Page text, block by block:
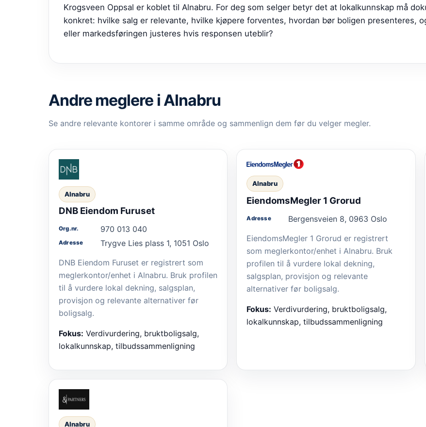
Krogsveen Oppsal er koblet til Alnabru. For deg som selger betyr det at lokalkunnskap må
konkret: hvilke salg er relevante, hvilke kjøpere forventes, hvordan bør boligen presenteres,
eller markedsføringen justeres hvis responsen uteblir?
Andre meglere i Alnabru
Se andre relevante kontorer i samme område og sammenlign dem før du velger megler.
Alnabru
DNB Eiendom Furuset
Org.nr. 970 013 040
Adresse
Trygve Lies plass 1, 1051 Oslo
DNB Eiendom Furuset er registrert som
meglerkontor/enhet i Alnabru. Bruk profilen
til å vurdere lokal dekning, salgsplan,
provisjon og relevante alternativer før
boligsalg.
Fokus: Verdivurdering, bruktboligsalg,
lokalkunnskap, tilbudssammenligning
Alnabru
EiendomsMegler 1 Grorud
Adresse
Bergensveien 8, 0963 Oslo
EiendomsMegler 1 Grorud er registrert
som meglerkontor/enhet i Alnabru. Bruk
profilen til å vurdere lokal dekning,
salgsplan, provisjon og relevante
alternativer før boligsalg.
Fokus: Verdivurdering, bruktboligsalg,
lokalkunnskap, tilbudssammenligning
Alnabru